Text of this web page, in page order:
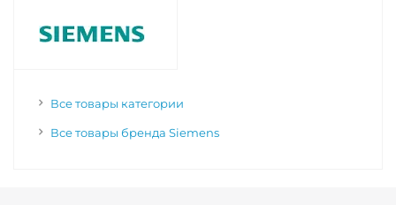
Все товары категории
Все товары бренда Siemens